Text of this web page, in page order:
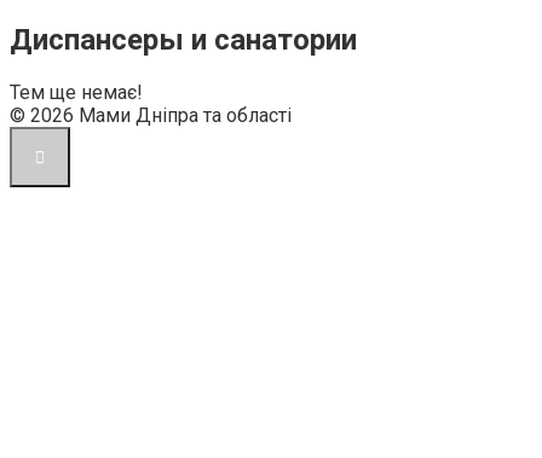
тут:
Диспансеры и санатории
Тем ще немає!
© 2026 Мами Дніпра та області